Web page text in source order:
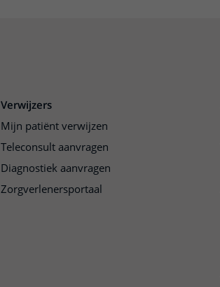
Verwijzers
Mijn patiënt verwijzen
Teleconsult aanvragen
Diagnostiek aanvragen
Zorgverlenersportaal